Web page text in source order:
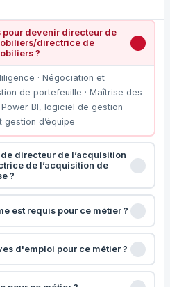
pour devenir directeur de
directrice de
?
· Négociation et
de portefeuille · Maîtrise des
BI, logiciel de gestion
gestion d’équipe
directeur de l’acquisition
de l’acquisition de
?
est requis pour ce métier ?
d'emploi pour ce métier ?